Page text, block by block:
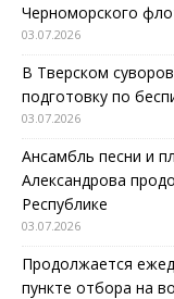
Черноморского
03.07.2026
В Тверском
подготовку по
03.07.2026
Ансамбль песни и
Александрова
Республике
03.07.2026
Продолжается
пункте отбора на